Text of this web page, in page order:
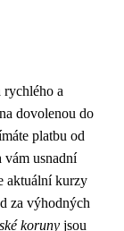
rychlého a
dovolenou do
platbu od
vám usnadní
aktuální kurzy
za výhodných
koruny jsou